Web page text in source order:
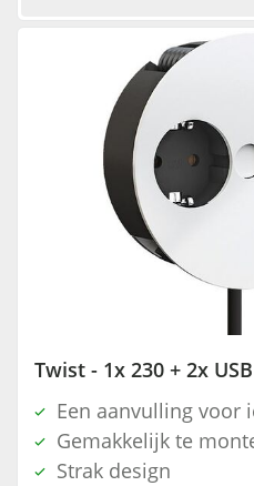
Twist - 1x 230 + 2x
Een aanvulling voor
Gemakkelijk te
Strak design